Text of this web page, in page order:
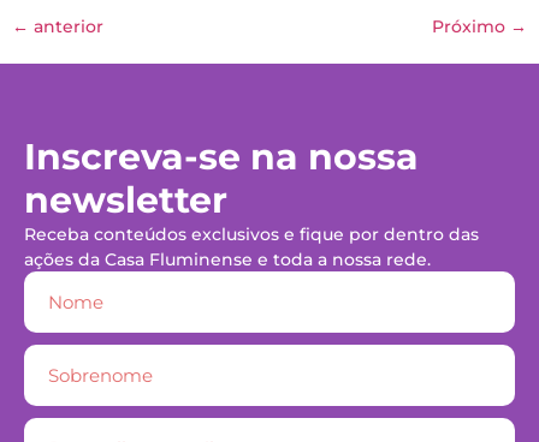
← anterior Próximo →
Inscreva-se na nossa
newsletter
Receba conteúdos exclusivos e fique por dentro das
ações da Casa Fluminense e toda a nossa rede.